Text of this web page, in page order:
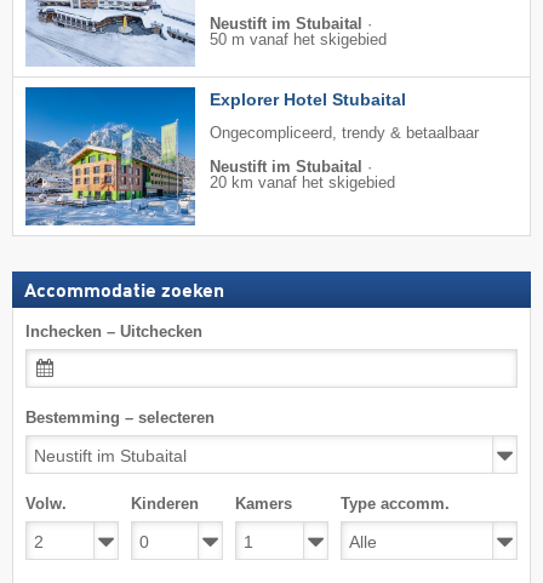
Neustift im Stubaital
·
50 m vanaf het skigebied
Explorer Hotel Stubaital
Ongecompliceerd, trendy & betaalbaar
Neustift im Stubaital
·
20 km vanaf het skigebied
Accommodatie zoeken
Inchecken – Uitchecken
Bestemming – selecteren
Volw. Kinderen Kamers Type accomm.